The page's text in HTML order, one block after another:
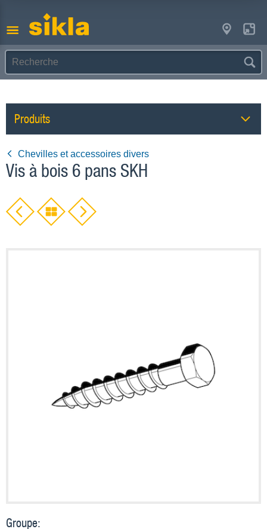
Produits
Chevilles et accessoires divers
Vis à bois 6 pans SKH
Groupe: